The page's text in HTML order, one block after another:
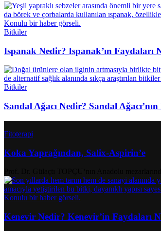
Bitkiler
Ispanak Nedir? Ispanak’ın Faydaları
Bitkiler
Sandal Ağacı Nedir? Sandal
Fitoterapi
Koka Yaprağından, Salix-Aspirin’e
Kenevir Nedir? Kenevir’in Faydaları